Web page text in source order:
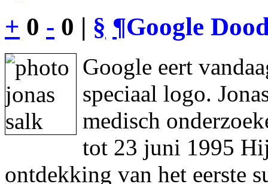
+ 0 - 0 | § ¶Google
Google eert
speciaal logo.
medisch
tot 23 juni 1995
ontdekking van het eerste